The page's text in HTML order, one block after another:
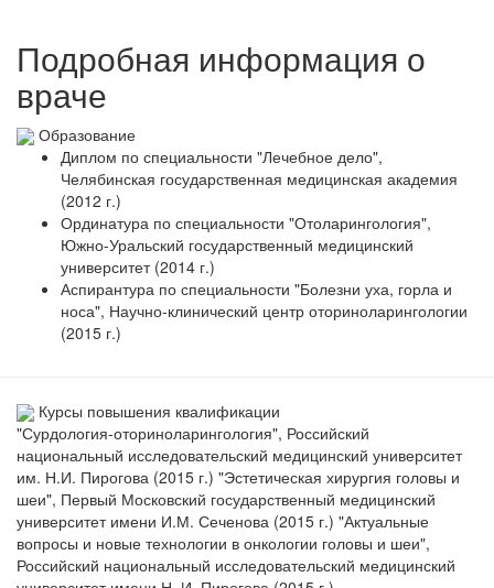
Подробная информация о
враче
Образование
Диплом по специальности "Лечебное дело",
Челябинская государственная медицинская академия
(2012 г.)
Ординатура по специальности "Отоларингология",
Южно-Уральский государственный медицинский
университет (2014 г.)
Аспирантура по специальности "Болезни уха, горла и
носа", Научно-клинический центр оториноларингологии
(2015 г.)
Курсы повышения квалификации
"Сурдология-оториноларингология", Российский
национальный исследовательский медицинский университет
им. Н.И. Пирогова (2015 г.) "Эстетическая хирургия головы и
шеи", Первый Московский государственный медицинский
университет имени И.М. Сеченова (2015 г.) "Актуальные
вопросы и новые технологии в онкологии головы и шеи",
Российский национальный исследовательский медицинский